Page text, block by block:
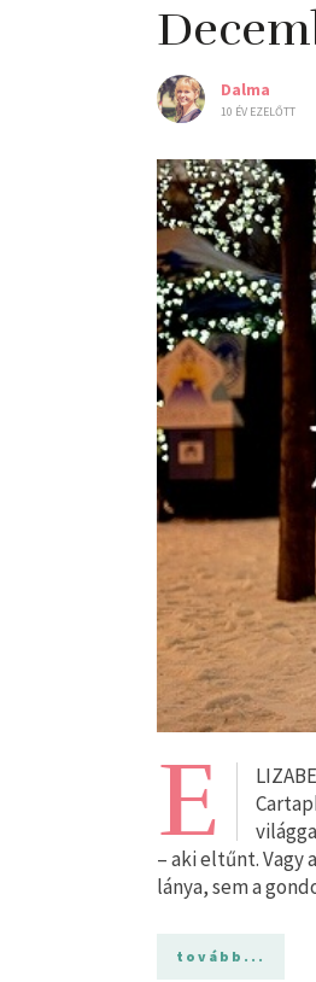
Dalma
10 ÉV EZELŐTT
E
– aki eltűnt. Vagy
lánya, sem a
tovább...